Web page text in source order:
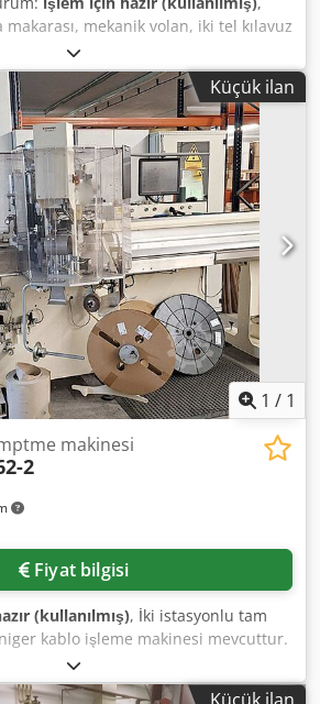
onarımı ve yenilenmesi Çelik
2 adet mevcuttur. İstenirse
teslim alma mümkündür.
makarası, mekanik volan, iki tel kılavuz
ve kesme alanı, mekanik kam,
sistemler, kesilmiş tellerin
pnömatik bakım ünitesi ve
göstergeli sonradan takılan kontrol
düğmesi ve şeffaf koruyucu kapak.
Dcsdpfx Amozqu Hqjrok
Küçük ilan
1 / 1
makinesi
2
Fiyat bilgisi
(kullanılmış), İki istasyonlu tam
kablo işleme makinesi mevcuttur.
Kesme-Soğurma-Krimp, iletken kesit
AWG aralığı: 26-10, min. kablo